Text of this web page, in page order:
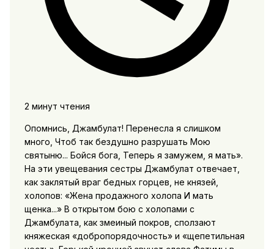
2 минут чтения
Опомнись, Джамбулат! Перенесла я слишком
много, Чтоб так бездушно разрушать Мою
святыню... Бойся бога, Теперь я замужем, я мать».
На эти увещевания сестры Джамбулат отвечает,
как заклятый враг бедных горцев, не князей,
холопов: «Жена продажного холопа И мать
щенка...» В открытом бою с холопами с
Джамбулата, как змеиный покров, сползают
княжеская «добропорядочность» и «щепетильная